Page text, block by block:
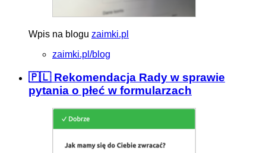
Wpis na blogu zaimki.pl
zaimki.pl/blog
🇵🇱 Rekomendacja Rady w sprawie
pytania o płeć w formularzach